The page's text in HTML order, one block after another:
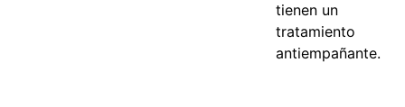
tienen un
tratamiento
antiempañante.